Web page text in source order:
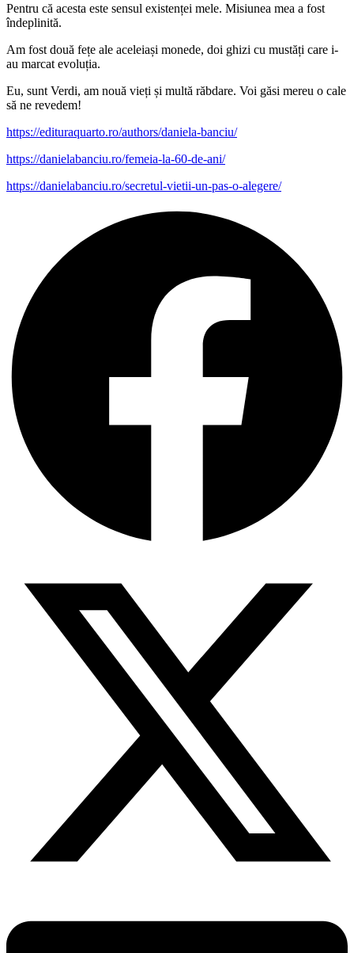
Pentru că acesta este sensul existenței mele. Misiunea mea a fost
îndeplinită.
Am fost două fețe ale aceleiași monede, doi ghizi cu mustăți care i-
au marcat evoluția.
Eu, sunt Verdi, am nouă vieți și multă răbdare. Voi găsi mereu o cale
să ne revedem!
https://edituraquarto.ro/authors/daniela-banciu/
https://danielabanciu.ro/femeia-la-60-de-ani/
https://danielabanciu.ro/secretul-vietii-un-pas-o-alegere/